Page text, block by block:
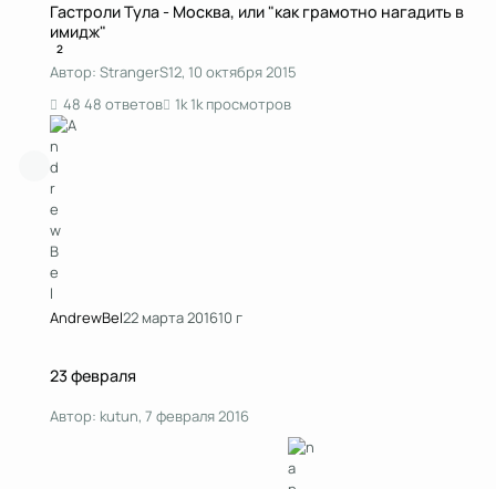
Гастроли Тула - Москва, или "как грамотно нагадить в
имидж"
2
Автор: StrangerS12, 10 октября 2015
48 ответов
1k просмотров
AndrewBel22 марта 201610 г
23 февраля
Автор: kutun, 7 февраля 2016